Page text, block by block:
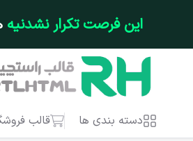
این فرصت تکرار نشدنیه
دسته بندی ها قالب